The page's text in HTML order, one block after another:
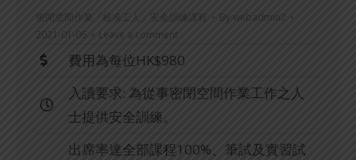
密閉空間作業「核准工人」安全訓練課程 By webadmin2
2021-01-06
Leave a comment
費用為每位HK$980
入讀要求: 為從事密閉空間作業工作之人
士提供安全訓練。
出席率達全部課程100%、筆試及實習試